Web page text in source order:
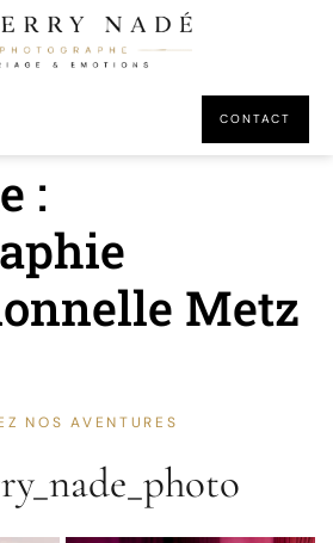
CONTACT
:
Metz
NOS AVENTURES